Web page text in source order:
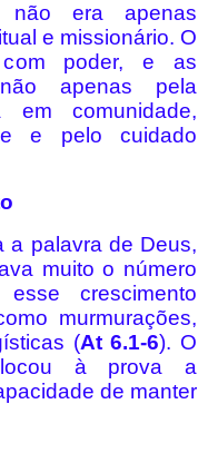
não era apenas
e missionário. O
com poder, e as
apenas pela
comunidade,
e pelo cuidado
a palavra de Deus,
muito o número
crescimento
murmurações,
(At 6.1-6). O
à prova a
de manter